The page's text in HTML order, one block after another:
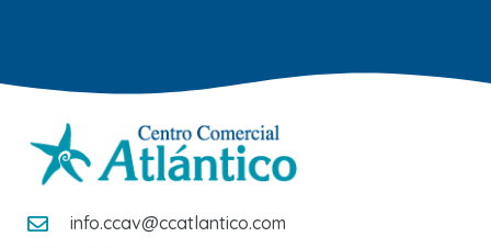
info.ccav@ccatlantico.com